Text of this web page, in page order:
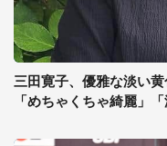
三田寛子、優雅な淡い
「めちゃくちゃ綺麗」